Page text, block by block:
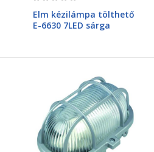
Elm kézilámpa tölthető
E-6630 7LED sárga